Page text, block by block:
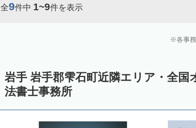
全9件中 1~9件を表示
各事
岩手 岩手郡雫石町近隣エリア・全国
法書士事務所